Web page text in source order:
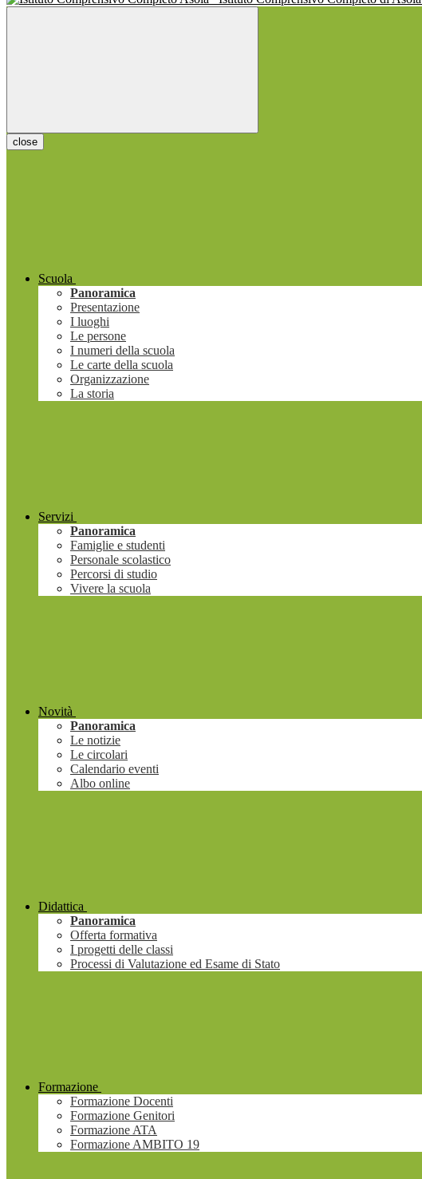
close
Scuola
Panoramica
Presentazione
I luoghi
Le persone
I numeri della scuola
Le carte della scuola
Organizzazione
La storia
Servizi
Panoramica
Famiglie e studenti
Personale scolastico
Percorsi di studio
Vivere la scuola
Novità
Panoramica
Le notizie
Le circolari
Calendario eventi
Albo online
Didattica
Panoramica
Offerta formativa
I progetti delle classi
Processi di Valutazione ed Esame di Stato
Formazione
Formazione Docenti
Formazione Genitori
Formazione ATA
Formazione AMBITO 19